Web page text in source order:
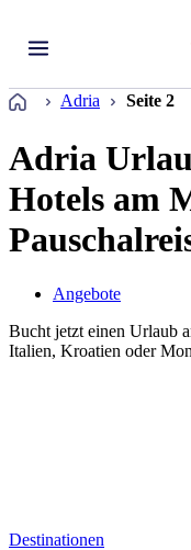
Startseite
Adria Seite 2
Adria
Hotels am
Angebote
Bucht jetzt einen Urlaub
Italien, Kroatien oder
Destinationen